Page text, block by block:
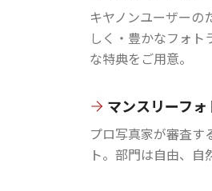
キヤノンユーザーの
しく・豊かなフォト
な特典をご用意。
マンスリーフ
プロ写真家が審査す
ト。部門は自由、自